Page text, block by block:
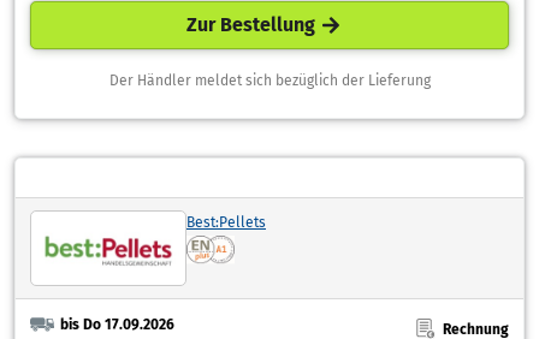
Zur Bestellung
Der Händler meldet sich bezüglich der Lieferung
Best:Pellets
bis Do 17.09.2026
Rechnung